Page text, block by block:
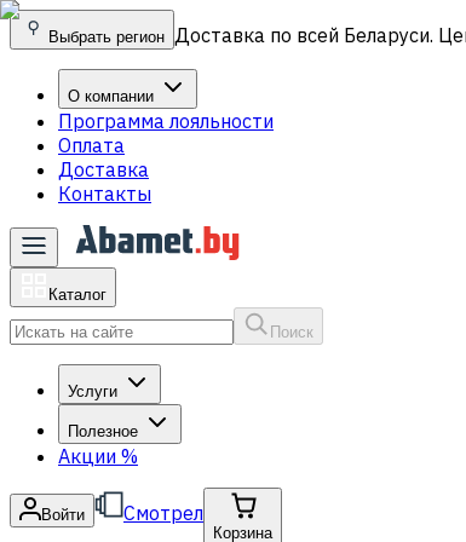
Выбрать регион Доставка по всей Беларуси.
О компании
Программа лояльности
Оплата
Доставка
Контакты
Каталог
Поиск
Услуги
Полезное
Акции %
Войти Смотрел
Корзина